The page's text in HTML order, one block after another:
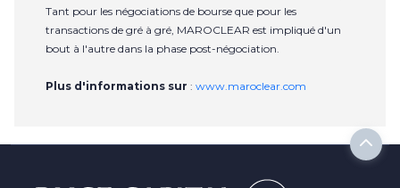
Tant pour les négociations de bourse que pour les
transactions de gré à gré, MAROCLEAR est impliqué d'un
bout à l'autre dans la phase post-négociation.
Plus d'informations sur : www.maroclear.com